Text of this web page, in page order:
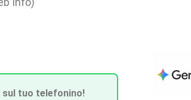
sul tuo telefonino!